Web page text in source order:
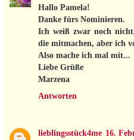
Hallo Pamela!
Danke fürs Nominieren.
Ich weiß zwar noch
die mitmachen, aber ich
Also mache ich mal mit...
Liebe Grüße
Marzena
Antworten
lieblingsstück4me 16.